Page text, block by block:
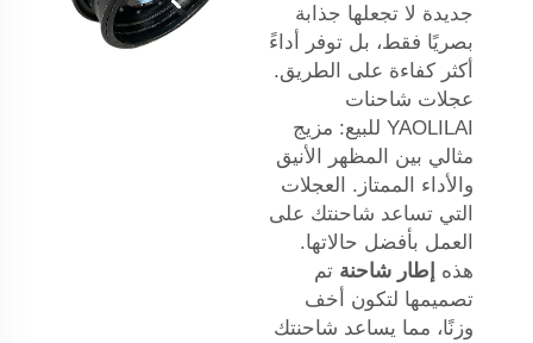
جديدة لا تجعلها جذابة
بصريًا فقط، بل توفر أداءً
أكثر كفاءة على الطريق.
عجلات شاحنات
YAOLILAI للبيع: مزيج
مثالي بين المظهر الأنيق
والأداء الممتاز. العجلات
التي تساعد شاحنتك على
العمل بأفضل حالاتها.
هذه إطار شاحنة تم
تصميمها لتكون أخف
وزنًا، مما يساعد شاحنتك